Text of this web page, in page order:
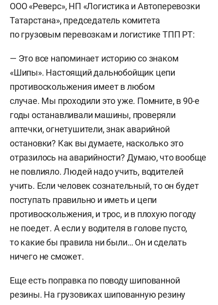
ООО «Реверс», НП «Логистика и Автоперевозки
Татарстана», председатель комитета
по грузовым перевозкам и логистике ТПП РТ:
— Это все напоминает историю со знаком
«Шипы». Настоящий дальнобойщик цепи
противоскольжения имеет в любом
случае. Мы проходили это уже. Помните, в 90-е
годы останавливали машины, проверяли
аптечки, огнетушители, знак аварийной
остановки? Как вы думаете, насколько это
отразилось на аварийности? Думаю, что вообще
не повлияло. Людей надо учить, водителей
учить. Если человек сознательный, то он будет
поступать правильно и иметь и цепи
противоскольжения, и трос, и в плохую погоду
не поедет. А если у водителя в голове пусто,
то какие бы правила ни были… Он и сделать
ничего не сможет.
Еще есть поправка по поводу шипованной
резины. На грузовиках шипованную резину